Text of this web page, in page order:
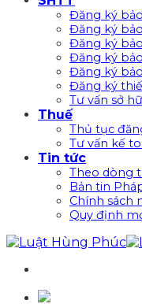
Đăng ký
Đăng ký
Đăng ký
Đăng ký
Đăng ký
Đăng ký
Tư vấn sở
Thuế
Thủ tục
Tư vấn kế
Tin tức
Theo dòng
Bản tin
Chính sách
Quy định